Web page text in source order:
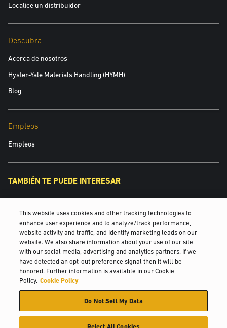
Localice un distribuidor
Descubra
Acerca de nosotros
Hyster-Yale Materials Handling (HYMH)
Blog
Empleos
Empleos
TAMBIÉN TE PUEDE INTERESAR
¿Cómo evolucionará su almacén en los próximos 5 años?
Yale Robotics
Yale Vision
© 2026 Hyster-Yale Materials Handling, Inc., Todos los derechos
reservados.
Política de privacidad
Política de uso Aceptable
Términos de Uso
Política de cookies
This website uses cookies and other tracking technologies to
enhance user experience and to analyze/track performance,
website activity and traffic, and identify marketing leads on our
website. We also share information about your use of our site
with our social media, advertising and analytics partners. If we
have detected an opt-out preference signal then it will be
honored. Further information is available in our Cookie
Policy. Cookie Policy
Do Not Sell My Data